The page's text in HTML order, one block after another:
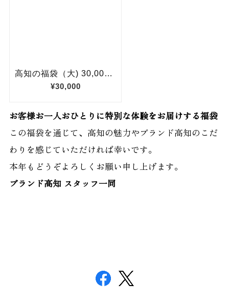
お客様お一人おひとりに特別な体験をお届けする福袋
この福袋を通じて、高知の魅力やブランド高知のこだ
わりを感じていただければ幸いです。
本年もどうぞよろしくお願い申し上げます。
ブランド高知 スタッフ一同